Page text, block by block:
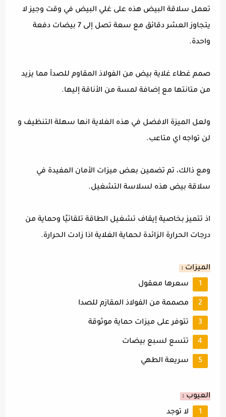
تعمل سلاقة البيض هذه على غلي البيض في وقت وجيز لا
يتجاوز العشر دقائق مع سعة تصل إلى 7 بيضات دفعة
واحدة.
صمم غطاء غلاية بيض من الفولاذ المقاوم للصدأ مما يزيد
من متانتها مع إضافة لمسة من الأناقة إليها.
ولعل الميزة الافضل في هذه الغلاية انها سهلة التنظيف و
لن تواجه اي متاعب.
ومع ذالك، تم تضمين بعض ميزات الأمان المفيدة في
سلاقة بيض هذه لسلاسة التشغيل.
اذ تتميز بخاصية إيقاف تشغيل الطاقة تلقائيًا وحماية من
درجات الحرارة الزائدة لحماية الغلاية اذا زادت الحرارة.
الميزات :
سعرها معقول
مصممة من الفولاذ المقازم للصدا
تتوفر على ميزات حماية موثوقة
تتسع لسبع بيضات
سريعة الطهي
العيوب :
لا توجد